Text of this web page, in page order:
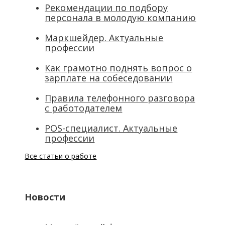
Рекомендации по подбору
персонала в молодую компанию
Маркшейдер. Актуальные
профессии
Как грамотно поднять вопрос о
зарплате на собеседовании
Правила телефонного разговора
с работодателем
POS-специалист. Актуальные
профессии
Все статьи о работе
Новости